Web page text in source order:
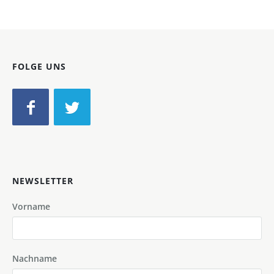
FOLGE UNS
NEWSLETTER
Vorname
Nachname